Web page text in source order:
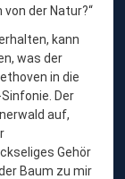
von der Natur?“
kann
was der
in die
Der
auf,
Gehör
Baum zu mir